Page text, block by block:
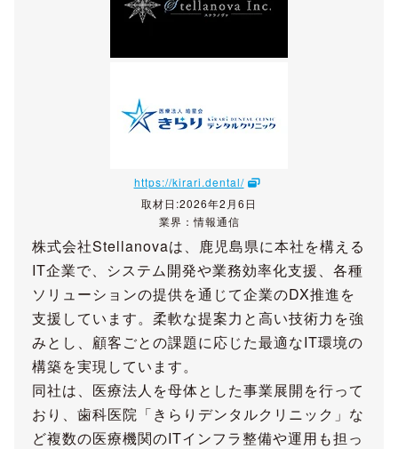
https://kirari.dental/
取材日:2026年2月6日
業界：情報通信
株式会社Stellanovaは、鹿児島県に本社を構える
IT企業で、システム開発や業務効率化支援、各種
ソリューションの提供を通じて企業のDX推進を
支援しています。柔軟な提案力と高い技術力を強
みとし、顧客ごとの課題に応じた最適なIT環境の
構築を実現しています。
同社は、医療法人を母体とした事業展開を行って
おり、歯科医院「きらりデンタルクリニック」な
ど複数の医療機関のITインフラ整備や運用も担っ